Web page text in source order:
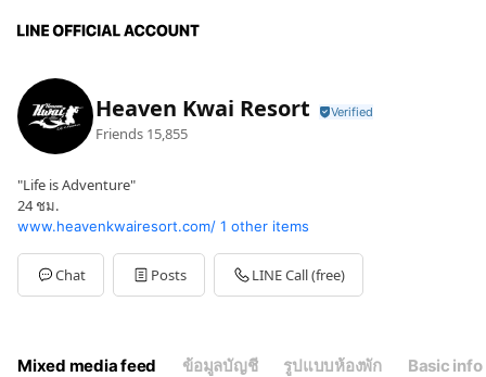
Heaven Kwai Resort
Friends 15,855
"Life is Adventure"
24 ชม.
www.heavenkwairesort.com/ 1 other items
Chat Posts LINE Call (free)
Mixed media feed ข้อมูลบัญชี รูปแบบห้องพัก Basic info